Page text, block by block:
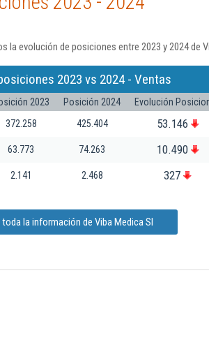
la evolución de posiciones entre 2023 y 2024 de
2023 vs 2024 - Ventas
2023 Posición 2024
Evolución
372.258 425.404 53.146
63.773 74.263 10.490
2.141 2.468 327
la información de Viba Medica Sl